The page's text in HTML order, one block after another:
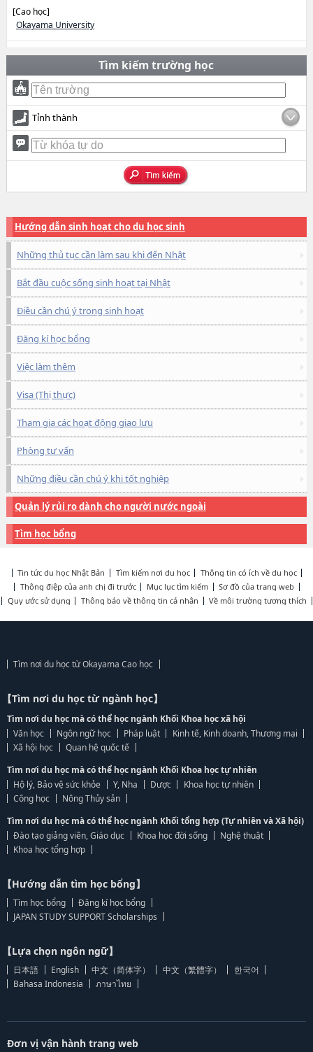
[Cao học]
Okayama University
Tìm kiếm trường học
Tỉnh thành
Hướng dẫn sinh hoạt cho du học sinh
Những thủ tục cần làm sau khi đến Nhật
Bắt đầu cuộc sống sinh hoạt tại Nhật
Điều cần chú ý trong sinh hoạt
Đăng kí học bổng
Việc làm thêm
Visa (Thị thực)
Tham gia các hoạt động giao lưu
Phòng tư vấn
Những điều cần chú ý khi tốt nghiệp
Quản lý rủi ro dành cho người nước ngoài
Tìm học bổng
Tin tức du học Nhật Bản Tìm kiếm nơi du học
Thông tin có ích về du học
Thông điệp của anh chị đi trước
Mục lục tìm kiếm
Sơ đồ của trang web
Quy ước sử dụng
Thông báo về thông tin cá nhân Về môi trường tương thích
Tìm nơi du học từ Okayama Cao học
【Tìm nơi du học từ ngành học】
Tìm nơi du học mà có thể học ngành Khối Khoa học xã hội
Văn học
Ngôn ngữ học Pháp luật
Kinh tế, Kinh doanh, Thương mại
Xã hội học
Quan hệ quốc tế
Tìm nơi du học mà có thể học ngành Khối Khoa học tự nhiên
Hộ lý, Bảo vệ sức khỏe
Y, Nha Dược
Khoa học tự nhiên
Công học
Nông Thủy sản
Tìm nơi du học mà có thể học ngành Khối tổng hợp (Tự nhiên và Xã hội)
Đào tạo giảng viên, Giáo dục
Khoa học đời sống
Nghệ thuật
Khoa học tổng hợp
【Hướng dẫn tìm học bổng】
Tìm học bổng
Đăng kí học bổng
JAPAN STUDY SUPPORT Scholarships
【Lựa chọn ngôn ngữ】
日本語 English 中文（简体字） 中文（繁體字）
한국어
Bahasa Indonesia
ภาษาไทย
Đơn vị vận hành trang web